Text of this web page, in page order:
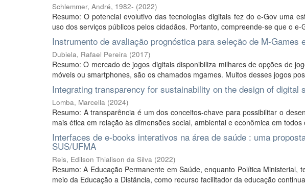
Schlemmer, André, 1982- (2022)
Resumo: O potencial evolutivo das tecnologias digitais fez do e-Gov uma
uso dos serviços públicos pelos cidadãos. Portanto, compreende-se que o e-
Instrumento de avaliação prognóstica para seleção de M-
Dubiela, Rafael Pereira (2017)
Resumo: O mercado de jogos digitais disponibiliza milhares de opções de
móveis ou smartphones, são os chamados mgames. Muitos desses jogos
Integrating transparency for sustainability on the design of
Lomba, Marcella (2024)
Resumo: A transparência é um dos conceitos-chave para possibilitar o
mais ética em relação às dimensões social, ambiental e econômica em
Interfaces de e-books interativos na área de saúde : uma
SUS/UFMA
Reis, Edilson Thialison da Silva (2022)
Resumo: A Educação Permanente em Saúde, enquanto Política
meio da Educação a Distância, como recurso facilitador da educação